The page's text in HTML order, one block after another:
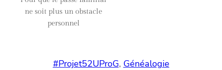
ne soit plus un obstacle
personnel
#Projet52UProG, Généalogie